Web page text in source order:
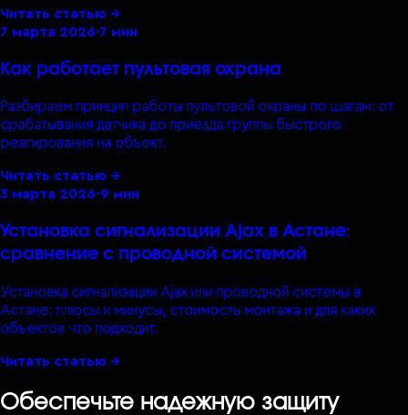
Читать статью →
7 марта 2026·7 мин
Как работает пультовая охрана
Разбираем принцип работы пультовой охраны по шагам: от
срабатывания датчика до приезда группы быстрого
реагирования на объект.
Читать статью →
3 марта 2026·9 мин
Установка сигнализации Ajax в Астане:
сравнение с проводной системой
Установка сигнализации Ajax или проводной системы в
Астане: плюсы и минусы, стоимость монтажа и для каких
объектов что подходит.
Читать статью →
Обеспечьте надежную защиту